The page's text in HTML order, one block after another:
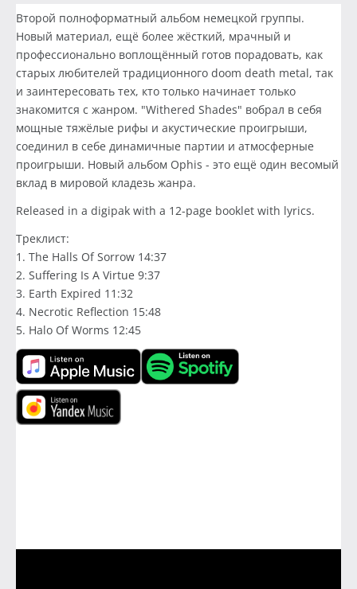
Второй полноформатный альбом немецкой группы.
Новый материал, ещё более жёсткий, мрачный и
профессионально воплощённый готов порадовать, как
старых любителей традиционного doom death metal, так
и заинтересовать тех, кто только начинает только
знакомится с жанром. "Withered Shades" вобрал в себя
мощные тяжёлые рифы и акустические проигрыши,
соединил в себе динамичные партии и атмосферные
проигрыши. Новый альбом Ophis - это ещё один весомый
вклад в мировой кладезь жанра.
Released in a digipak with a 12-page booklet with lyrics.
Треклист:
1. The Halls Of Sorrow 14:37
2. Suffering Is A Virtue 9:37
3. Earth Expired 11:32
4. Necrotic Reflection 15:48
5. Halo Of Worms 12:45